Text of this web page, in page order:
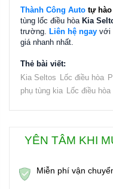
Thành Công Auto tự hào
tùng lốc điều hòaKia
trường. Liên hệ ngay với
giá nhanh nhất.
Thẻ bài viết:
Kia Seltos
Lốc điều hòa
phụ tùng kia Lốc điều hòa
YÊN TÂM KHI
Miễn phí vận